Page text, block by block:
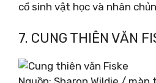
cổ sinh vật học và nhân
7. CUNG THIÊN VĂN